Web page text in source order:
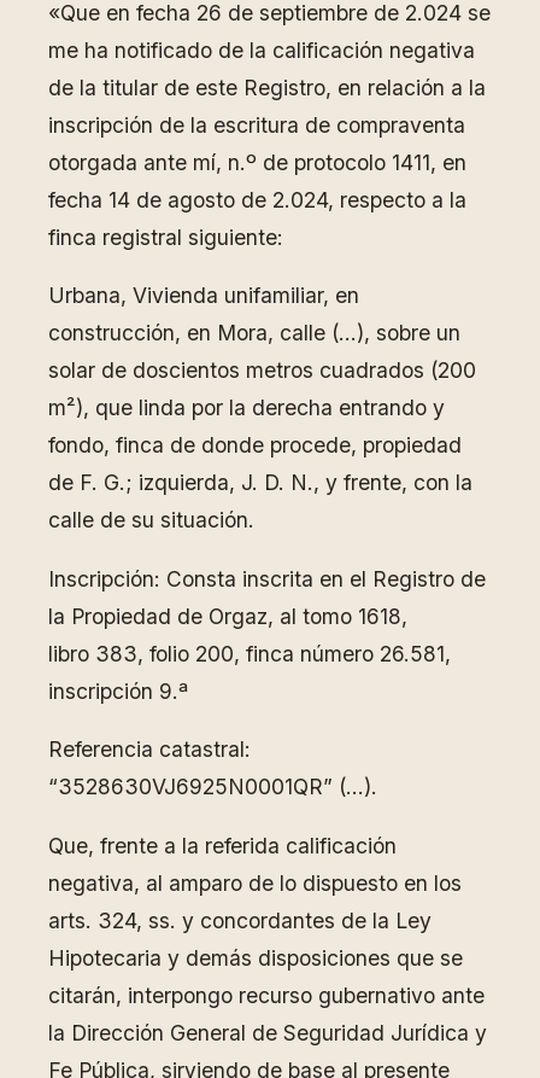
«Que en fecha 26 de septiembre de 2.024 se
me ha notificado de la calificación negativa
de la titular de este Registro, en relación a la
inscripción de la escritura de compraventa
otorgada ante mí, n.º de protocolo 1411, en
fecha 14 de agosto de 2.024, respecto a la
finca registral siguiente:
Urbana, Vivienda unifamiliar, en
construcción, en Mora, calle (…), sobre un
solar de doscientos metros cuadrados (200
m²), que linda por la derecha entrando y
fondo, finca de donde procede, propiedad
de F. G.; izquierda, J. D. N., y frente, con la
calle de su situación.
Inscripción: Consta inscrita en el Registro de
la Propiedad de Orgaz, al tomo 1618,
libro 383, folio 200, finca número 26.581,
inscripción 9.ª
Referencia catastral:
“3528630VJ6925N0001QR” (…).
Que, frente a la referida calificación
negativa, al amparo de lo dispuesto en los
arts. 324, ss. y concordantes de la Ley
Hipotecaria y demás disposiciones que se
citarán, interpongo recurso gubernativo ante
la Dirección General de Seguridad Jurídica y
Fe Pública, sirviendo de base al presente